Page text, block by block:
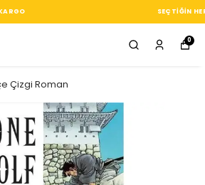
ÜRÜN, TARZINA DAIR KÜÇÜK BIR IMZA
0
Çizgi Roman